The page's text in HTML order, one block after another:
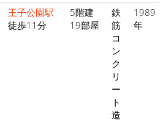
王子公園駅
徒歩11分
5階建
19部屋
鉄
筋
コ
ン
ク
リ
ー
ト
造
1989
年